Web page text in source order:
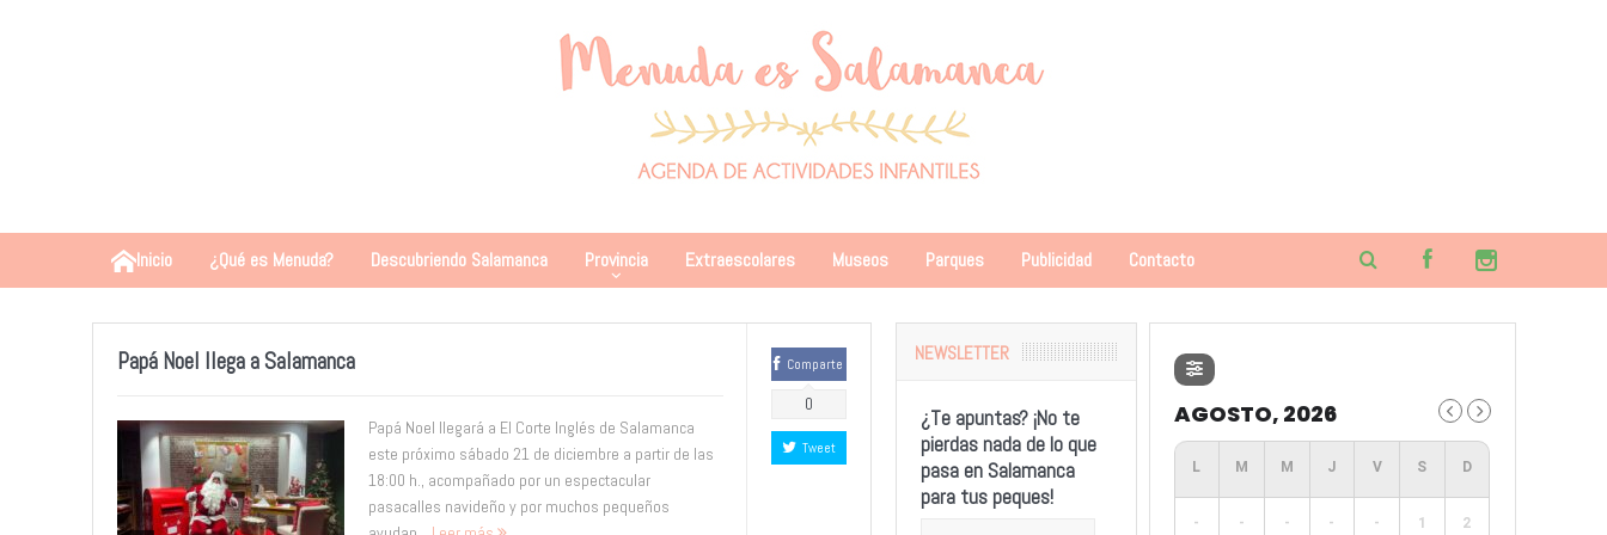
Inicio ¿Qué es Menuda? Descubriendo Salamanca Provincia Extraescolares Museos Parques Publicidad Contacto
Papá Noel llega a Salamanca
Papá Noel llegará a El Corte Inglés de Salamanca
este próximo sábado 21 de diciembre a partir de las
18:00 h., acompañado por un espectacular
pasacalles navideño y por muchos pequeños
Comparte
0
Tweet
NEWSLETTER
¿Te apuntas? ¡No te
pierdas nada de lo que
pasa en Salamanca
para tus peques!
AGOSTO, 2026
- - - - - 1 2